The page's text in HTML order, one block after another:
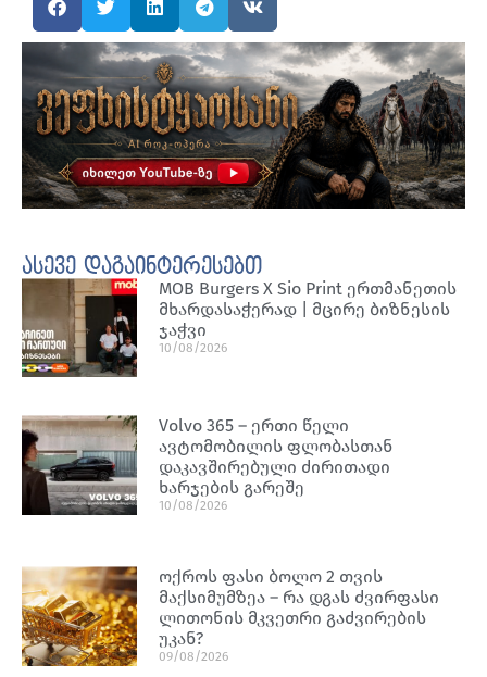
ასევე დაგაინტერესებთ
MOB Burgers X Sio Print ერთმანეთის
მხარდასაჭერად | მცირე ბიზნესის
ჯაჭვი
10/08/2026
Volvo 365 – ერთი წელი
ავტომობილის ფლობასთან
დაკავშირებული ძირითადი
ხარჯების გარეშე
10/08/2026
ოქროს ფასი ბოლო 2 თვის
მაქსიმუმზეა – რა დგას ძვირფასი
ლითონის მკვეთრი გაძვირების
უკან?
09/08/2026